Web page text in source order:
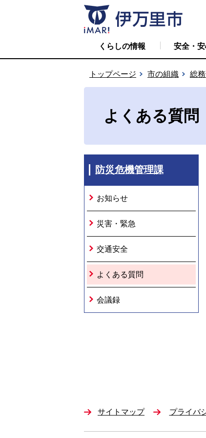
くらしの情報 安全・
トップページ 市の組織 総
よくある質問
防災危機管理課
お知らせ
災害・緊急
交通安全
よくある質問
会議録
サイトマップ プライバ